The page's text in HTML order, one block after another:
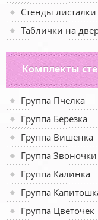
Стенды листалки
Таблички на
Комплекты
Группа Пчелка
Группа Березка
Группа Вишенка
Группа
Группа Калинка
Группа
Группа Цветочек